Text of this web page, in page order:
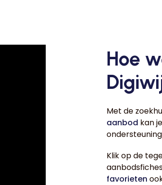
Hoe
Met de
aanbod kan
Klik op de
favorieten